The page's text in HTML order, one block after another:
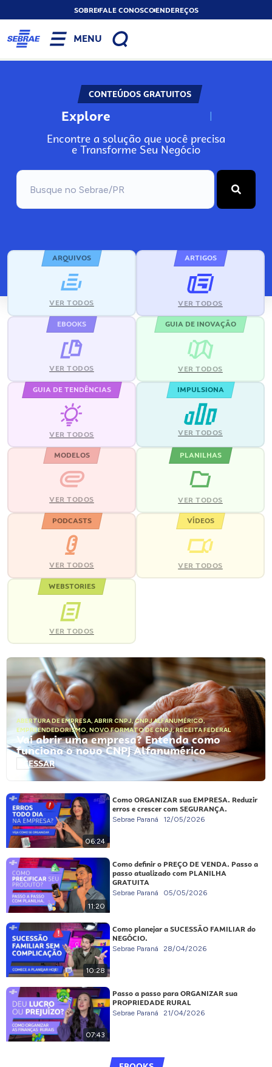
SOBREFALE CONOSCOENDEREÇOS
MENU
CONTEÚDOS GRATUITOS
Explore N
Encontre a solução que você precisa
e Transforme Seu Negócio
ARQUIVOS
VER TODOS
ARTIGOS
VER TODOS
EBOOKS
VER TODOS
GUIA DE INOVAÇÃO
VER TODOS
GUIA DE TENDÊNCIAS
VER TODOS
IMPULSIONA
VER TODOS
MODELOS
VER TODOS
PLANILHAS
VER TODOS
PODCASTS
VER TODOS
VÍDEOS
VER TODOS
WEBSTORIES
VER TODOS
ABERTURA DE EMPRESA, ABRIR CNPJ,CNPJ ALFANUMÉRICO,
EMPREENDEDORISMO, NOVO FORMATO DE CNPJ,RECEITA FEDERAL
Vai abrir uma empresa? Entenda como
funciona o novo CNPJ Alfanumérico
ACESSAR
06:24
Como ORGANIZAR sua EMPRESA. Reduzir
erros e crescer com SEGURANÇA.
Sebrae Paraná 12/05/2026
11:20
Como definir o PREÇO DE VENDA. Passo a
passo atualizado com PLANILHA
GRATUITA
Sebrae Paraná 05/05/2026
10:28
Como planejar a SUCESSÃO FAMILIAR do
NEGÓCIO.
Sebrae Paraná 28/04/2026
07:43
Passo a passo para ORGANIZAR sua
PROPRIEDADE RURAL
Sebrae Paraná 21/04/2026